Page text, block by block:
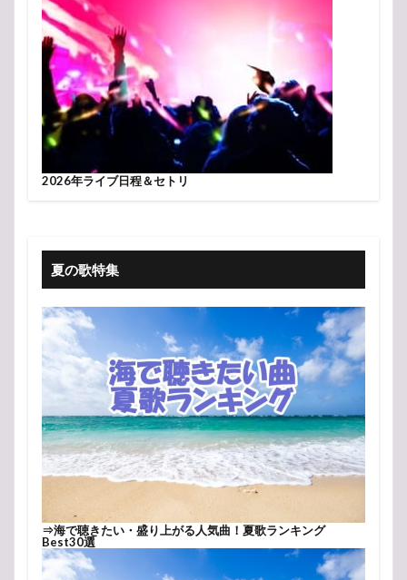
2026年ライブ日程＆セトリ
夏の歌特集
⇒海で聴きたい・盛り上がる人気曲！夏歌ランキング
Best30選